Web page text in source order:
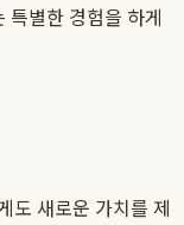
특별한 경험을 하게
도 새로운 가치를 제